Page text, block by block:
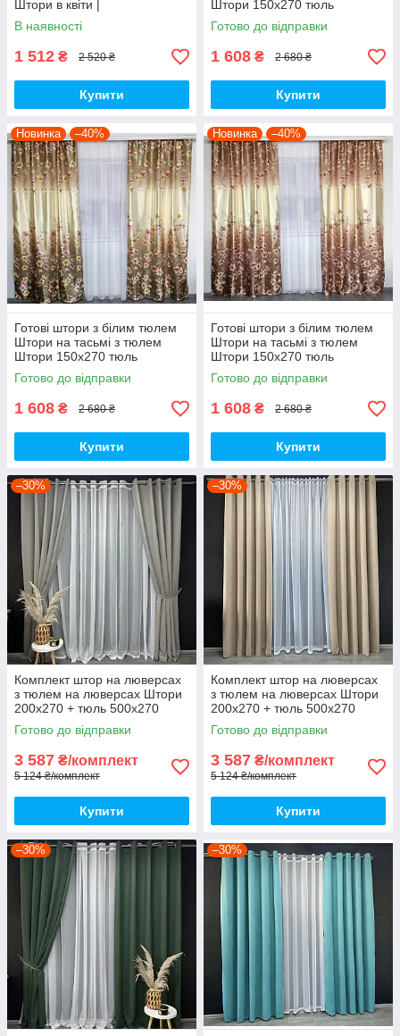
Штори в квіти |
В наявності
1 512 ₴ 2 520 ₴
Купити
Штори 150х270 тюль
400х270 Штори з тюлем-
Бузковий
Готово до відправки
1 608 ₴ 2 680 ₴
Купити
Новинка –40%
Готові штори з білим тюлем
Штори на тасьмі з тюлем
Штори 150х270 тюль
400х270 Штори з тюлем-
Оливковий
Готово до відправки
1 608 ₴ 2 680 ₴
Купити
Новинка –40%
Готові штори з білим тюлем
Штори на тасьмі з тюлем
Штори 150х270 тюль
400х270 Штори з тюлем-
Коричневий
Готово до відправки
1 608 ₴ 2 680 ₴
Купити
–30%
Комплект штор на люверсах
з тюлем на люверсах Штори
200х270 + тюль 500х270
Штори з підхопленнями Коір
сіро бежевий
Готово до відправки
3 587 ₴/комплект
5 124 ₴/комплект
Купити
–30%
Комплект штор на люверсах
з тюлем на люверсах Штори
200х270 + тюль 500х270
Штори з підхопленнями Коір
бежевий
Готово до відправки
3 587 ₴/комплект
5 124 ₴/комплект
Купити
–30% –30%